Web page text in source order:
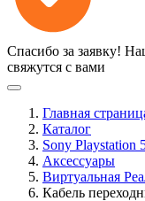
Спасибо за заявку!
свяжутся с вами
Главная
Каталог
Sony Playstation
Аксессуары
Виртуальная
Кабель